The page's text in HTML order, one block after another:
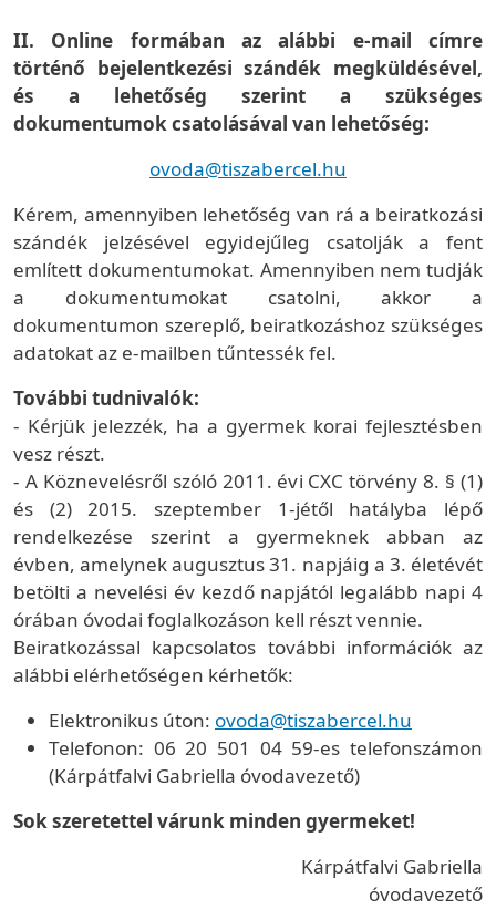
II. Online formában az alábbi e-mail címre
történő bejelentkezési szándék megküldésével,
és a lehetőség szerint a szükséges
dokumentumok csatolásával van lehetőség:
ovoda@tiszabercel.hu
Kérem, amennyiben lehetőség van rá a beiratkozási
szándék jelzésével egyidejűleg csatolják a fent
említett dokumentumokat. Amennyiben nem tudják
a dokumentumokat csatolni, akkor a
dokumentumon szereplő, beiratkozáshoz szükséges
adatokat az e-mailben tűntessék fel.
További tudnivalók:
- Kérjük jelezzék, ha a gyermek korai fejlesztésben
vesz részt.
- A Köznevelésről szóló 2011. évi CXC törvény 8. § (1)
és (2) 2015. szeptember 1-jétől hatályba lépő
rendelkezése szerint a gyermeknek abban az
évben, amelynek augusztus 31. napjáig a 3. életévét
betölti a nevelési év kezdő napjától legalább napi 4
órában óvodai foglalkozáson kell részt vennie.
Beiratkozással kapcsolatos további információk az
alábbi elérhetőségen kérhetők:
Elektronikus úton: ovoda@tiszabercel.hu
Telefonon: 06 20 501 04 59-es telefonszámon
(Kárpátfalvi Gabriella óvodavezető)
Sok szeretettel várunk minden gyermeket!
Kárpátfalvi Gabriella
óvodavezető